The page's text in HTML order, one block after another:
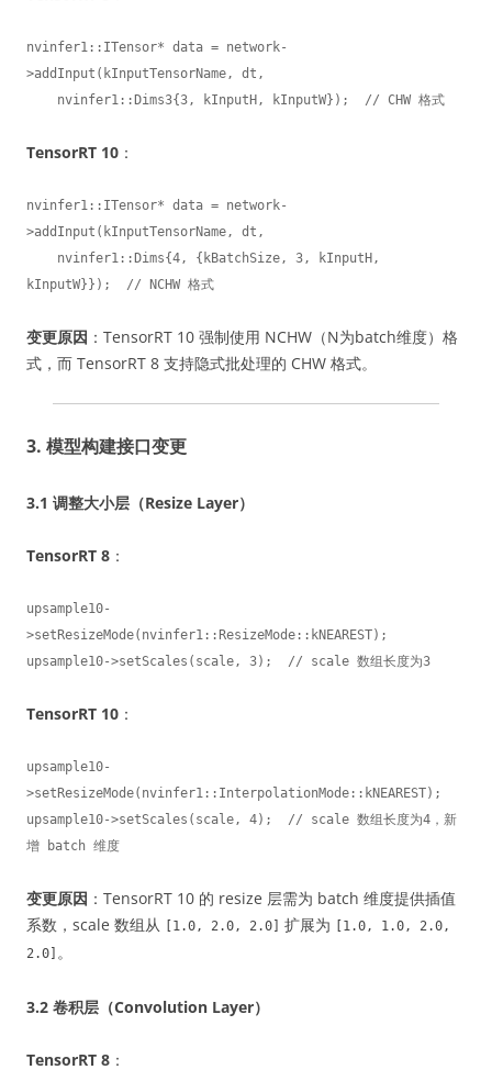
nvinfer1::ITensor* data = network-
>addInput(kInputTensorName, dt,
    nvinfer1::Dims3{3, kInputH, kInputW});  // CHW 格式
TensorRT 10 ：
nvinfer1::ITensor* data = network-
>addInput(kInputTensorName, dt,
kInputW}});  // NCHW 格式
变更原因 ：TensorRT 10 强制使用 NCHW（N为batch维度）格
式，而 TensorRT 8 支持隐式批处理的 CHW 格式。
3. 模型构建接口变更
3.1 调整大小层（Resize Layer）
TensorRT 8 ：
upsample10-
>setResizeMode(nvinfer1::ResizeMode::kNEAREST);
upsample10->setScales(scale, 3);  // scale 数组长度为3
TensorRT 10 ：
upsample10-
>setResizeMode(nvinfer1::InterpolationMode::kNEAREST);
upsample10->setScales(scale, 4);  // scale 数组长度为4，新
增 batch 维度
变更原因 ：TensorRT 10 的 resize 层需为 batch 维度提供插值
系数，scale 数组从
[1.0, 2.0, 2.0] 扩展为 [1.0, 1.0, 2.0,
2.0] 。
3.2 卷积层（Convolution Layer）
TensorRT 8 ：